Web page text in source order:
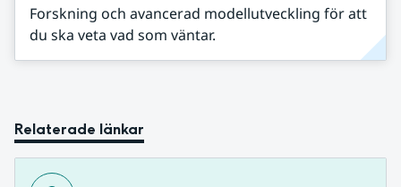
Forskning och avancerad modellutveckling för att
du ska veta vad som väntar.
Relaterade länkar